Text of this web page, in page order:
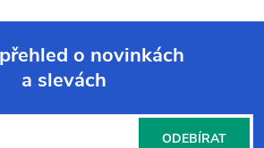
o novinkách
a slevách
ODEBÍRAT